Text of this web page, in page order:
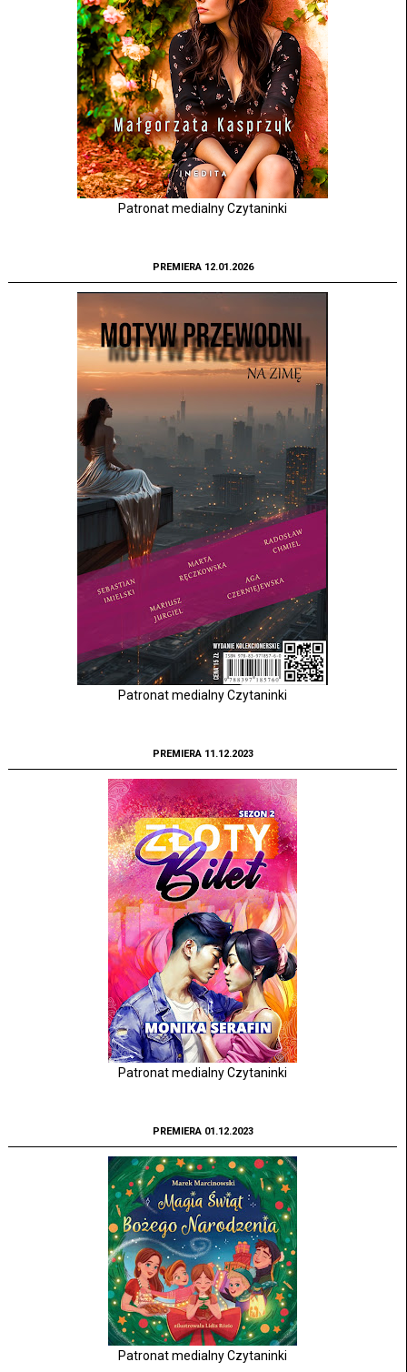
Patronat medialny Czytaninki
PREMIERA 12.01.2026
Patronat medialny Czytaninki
PREMIERA 11.12.2023
Patronat medialny Czytaninki
PREMIERA 01.12.2023
Patronat medialny Czytaninki